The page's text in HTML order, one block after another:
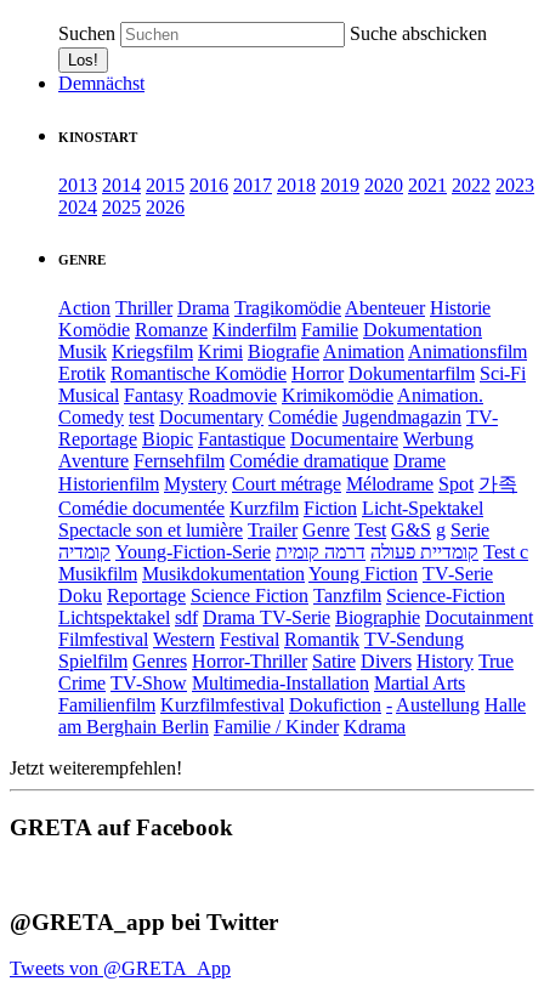
Suchen Suche abschicken
Demnächst
KINOSTART
2013 2014 2015 2016 2017 2018 2019 2020 2021 2022 2023
2024 2025 2026
GENRE
Action Thriller Drama TragikomödieAbenteuer Historie
Komödie Romanze Kinderfilm Familie Dokumentation
Musik Kriegsfilm Krimi BiografieAnimationAnimationsfilm
Erotik Romantische Komödie Horror Dokumentarfilm Sci-Fi
Musical Fantasy Roadmovie KrimikomödieAnimation.
Comedy test Documentary Comédie Jugendmagazin TV-
Reportage Biopic Fantastique Documentaire Werbung
Aventure Fernsehfilm Comédie dramatique Drame
Historienfilm Mystery Court métrage Mélodrame Spot 가족
Comédie documentée Kurzfilm Fiction Licht-Spektakel
Spectacle son et lumière Trailer Genre Test G&S g Serie
קומדיה Young-Fiction-Serie קומדיית פעולה דרמה קומית
Test c
Musikfilm MusikdokumentationYoung Fiction TV-Serie
Doku Reportage Science Fiction Tanzfilm Science-Fiction
Lichtspektakel sdf Drama TV-Serie Biographie Docutainment
Filmfestival Western Festival Romantik TV-Sendung
Spielfilm Genres Horror-Thriller Satire Divers History True
Crime TV-Show Multimedia-Installation Martial Arts
Familienfilm Kurzfilmfestival Dokufiction -Austellung Halle
am Berghain Berlin Familie / Kinder Kdrama
Jetzt weiterempfehlen!
GRETA auf Facebook
@GRETA_app bei Twitter
Tweets von @GRETA_App